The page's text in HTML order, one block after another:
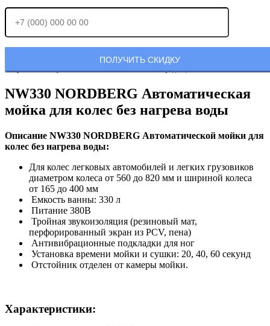
Отправляя заявку, Вы соглашаетесь сполитикой конфиденциальности.
NW330 NORDBERG Автоматическая
мойка для колес без нагрева воды
Описание NW330 NORDBERG Автоматической мойки для
колес без нагрева воды:
Для колес легковых автомобилей и легких грузовиков
диаметром колеса от 560 до 820 мм и шириной колеса
от 165 до 400 мм
Емкость ванны: 330 л
Питание 380В
Тройная звукоизоляция (резиновый мат,
перфорированный экран из PCV, пена)
Антивибрационные подкладки для ног
Установка времени мойки и сушки: 20, 40, 60 секунд
Отстойник отделен от камеры мойки.
Характеристики: